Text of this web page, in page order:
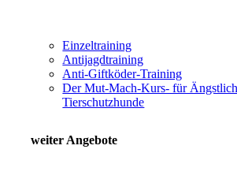
Einzeltraining
Antijagdtraining
Anti-Giftköder-Training
Der Mut-Mach-Kurs- für
Tierschutzhunde
weiter Angebote